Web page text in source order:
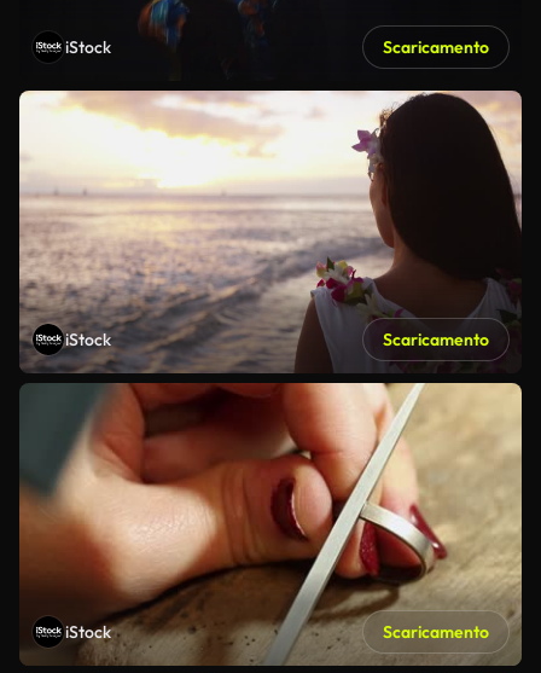
iStock Scaricamento
iStock Scaricamento
iStock Scaricamento